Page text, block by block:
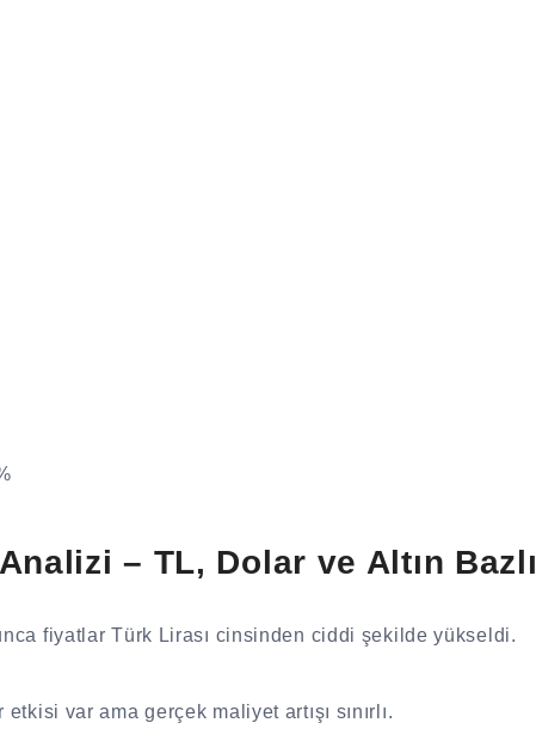
– TL, Dolar ve Altın Bazlı
fiyatlar Türk Lirası cinsinden ciddi şekilde yükseldi.
etkisi var ama gerçek maliyet artışı sınırlı.